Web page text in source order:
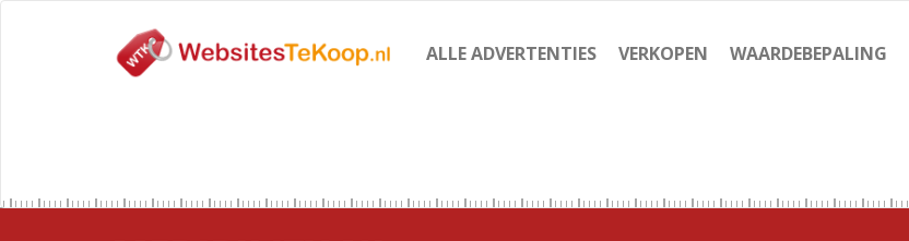
ALLE ADVERTENTIES VERKOPEN WAARDEBEPALING